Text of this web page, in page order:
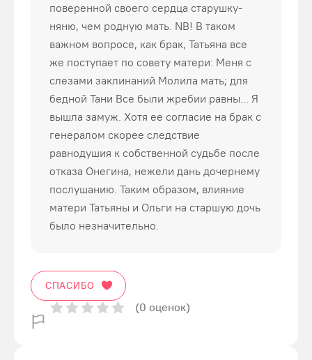
поверенной своего сердца старушку-
няню, чем родную мать. NB! В таком
важном вопросе, как брак, Татьяна все
же поступает по совету матери: Меня с
слезами заклинаний Молила мать; для
бедной Тани Все были жребии равны... Я
вышла замуж. Хотя ее согласие на брак с
генералом скорее следствие
равнодушия к собственной судьбе после
отказа Онегина, нежели дань дочернему
послушанию. Таким образом, влияние
матери Татьяны и Ольги на старшую дочь
было незначительно.
СПАСИБО
(0 оценок)